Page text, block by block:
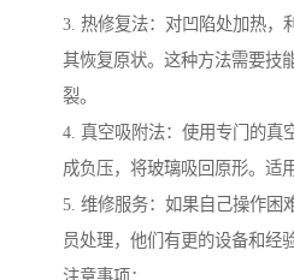
3. 热修复法：对凹陷处加热，
其恢复原状。这种方法需要技
裂。
4. 真空吸附法：使用专门的真
成负压，将玻璃吸回原形。适
5. 维修服务：如果自己操作困
员处理，他们有更的设备和经验